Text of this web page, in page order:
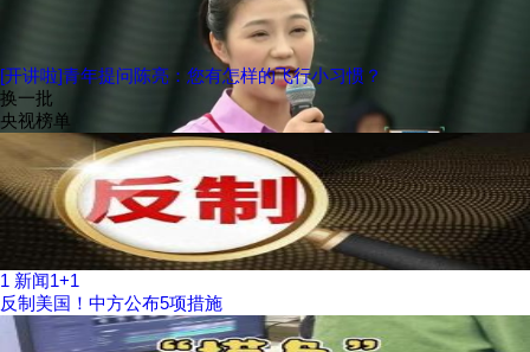
[开讲啦]青年提问陈亮：您有怎样的飞行小习惯？
换一批
央视榜单
1 新闻1+1
反制美国！中方公布5项措施